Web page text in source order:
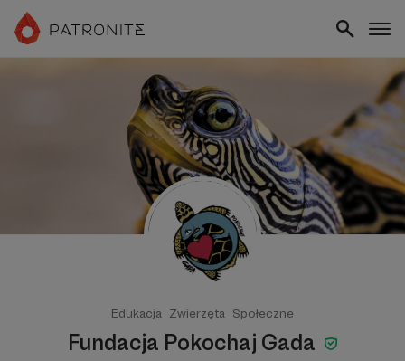
Edukacja Zwierzęta Społeczne
Fundacja Pokochaj Gada